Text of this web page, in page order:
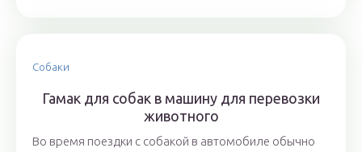
Собаки
Гамак для собак в машину для перевозки
животного
Во время поездки с собакой в автомобиле обычно